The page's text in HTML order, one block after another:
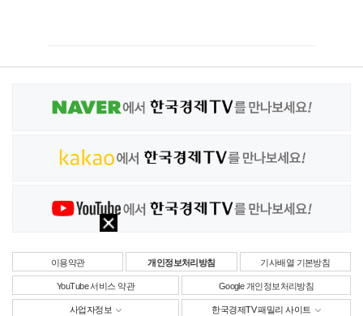
이용약관 개인정보처리방침 기사배열 기본방침
YouTube 서비스 약관 Google 개인정보처리방침
사업자정보 한국경제TV 패밀리 사이트